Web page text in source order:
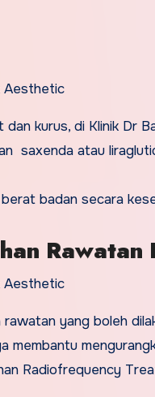
kurus, di Klinik Dr
saxenda atau
badan secara
yang boleh
membantu
Radiofrequency